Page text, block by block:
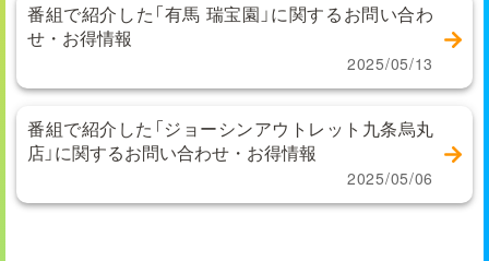
番組で紹介した「有馬 瑞宝園」に関するお問い合わ
せ・お得情報
2025/05/13
番組で紹介した「ジョーシンアウトレット九条烏丸
店」に関するお問い合わせ・お得情報
2025/05/06